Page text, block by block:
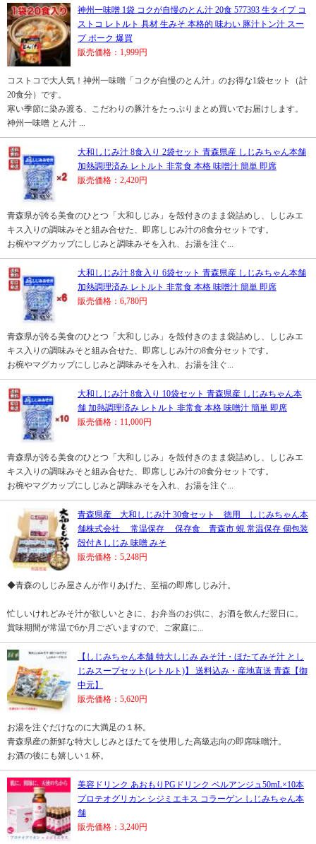
神州一味噌 1袋 コクが自慢のとん汁 20食 577393 生タイプ コ
ストコ レトルト 具材 生みそ 本格的 味わい 豚汁トン汁 スー
プ ポーク 爆買
販売価格：1,999円
コストコで大人気！神州一味噌「コクが自慢のとん汁」のお得な1袋セット（計
20食分）です。
寒い季節に染み渡る、こだわりの豚汁をたっぷりまとめ買いでお届けします。
神州一味噌 とん汁 ...
大和しじみ汁 8食入り 2袋セット 青森県産 しじみちゃん本舗
加熱調理済み レトルト 非常食 本格 味噌汁 簡単 即席
販売価格：2,420円
青森県が誇る美食のひとつ「大和しじみ」を殻付きのまま袋詰めし、しじみエ
キス入りの調味みそと組み合せた、即席しじみ汁の8食分セットです。
お椀やマグカップにしじみと調味みそを入れ、お湯を注ぐ...
大和しじみ汁 8食入り 6袋セット 青森県産 しじみちゃん本舗
加熱調理済み レトルト 非常食 本格 味噌汁 簡単 即席
販売価格：6,780円
青森県が誇る美食のひとつ「大和しじみ」を殻付きのまま袋詰めし、しじみエ
キス入りの調味みそと組み合せた、即席しじみ汁の8食分セットです。
お椀やマグカップにしじみと調味みそを入れ、お湯を注ぐ...
大和しじみ汁 8食入り 10袋セット 青森県産 しじみちゃん本
舗 加熱調理済み レトルト 非常食 本格 味噌汁 簡単 即席
販売価格：11,000円
青森県が誇る美食のひとつ「大和しじみ」を殻付きのまま袋詰めし、しじみエ
キス入りの調味みそと組み合せた、即席しじみ汁の8食分セットです。
お椀やマグカップにしじみと調味みそを入れ、お湯を注ぐ...
青森県産 大和しじみ汁 30食セット 徳用 しじみちゃん本
舗株式会社 常温保存 保存食 青森市 蜆 常温保存 個包装
殻付きしじみ 味噌 みそ
販売価格：5,248円
◆青森のしじみ屋さんが作りあげた、至福の即席しじみ汁。
忙しいけれどみそ汁が欲しいときに、お弁当のお供に、お酒を飲んだ翌日に。
賞味期間が常温で6か月ございますので、ご家庭に...
【しじみちゃん本舗 特大しじみ みそ汁・ほたてみそ汁 とし
じみスープセット(レトルト)】 送料込み・産地直送 青森【御
中元】
販売価格：5,620円
お湯を注ぐだけなのに大満足の１杯。
青森県産の新鮮な特大しじみとほたてを使用した高級志向の即席味噌汁。
お酒の後にも嬉しい１杯。
美容ドリンク あおもりPGドリンク ベルアンジュ50mL×10本
プロテオグリカン シジミエキス コラーゲン しじみちゃん本
舗
販売価格：3,240円